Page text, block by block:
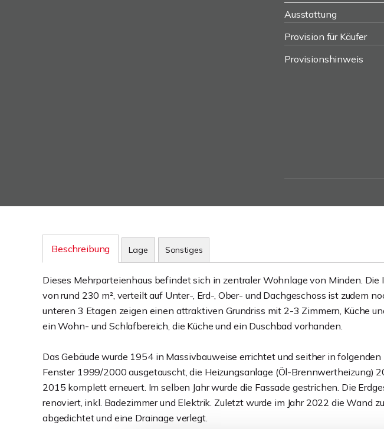
Ausstattung
Provision für Käufer
Provisionshinweis
Beschreibung Lage Sonstiges
Dieses Mehrparteienhaus befindet sich in zentraler Wohnlage von Minden. Die
von rund 230 m², verteilt auf Unter-, Erd-, Ober- und Dachgeschoss ist zudem
unteren 3 Etagen zeigen einen attraktiven Grundriss mit 2-3 Zimmern, Küche
ein Wohn- und Schlafbereich, die Küche und ein Duschbad vorhanden.
Das Gebäude wurde 1954 in Massivbauweise errichtet und seither in
Fenster 1999/2000 ausgetauscht, die Heizungsanlage (Öl-Brennwertheizung)
2015 komplett erneuert. Im selben Jahr wurde die Fassade gestrichen. Die
renoviert, inkl. Badezimmer und Elektrik. Zuletzt wurde im Jahr 2022 die Wand
abgedichtet und eine Drainage verlegt.